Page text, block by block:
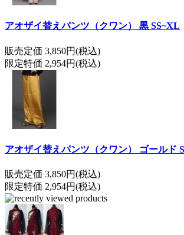
アオザイ替えパンツ（クワン） 黒 SS~XL
販売定価 3,850円(税込)
限定特価 2,954円(税込)
アオザイ替えパンツ（クワン） ゴールド
販売定価 3,850円(税込)
限定特価 2,954円(税込)